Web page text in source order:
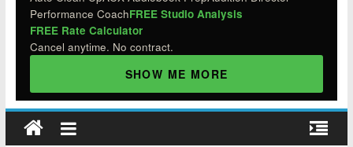
Performance CoachFREE Studio Analysis
FREE Rate Calculator
Cancel anytime. No contract.
SHOW ME MORE